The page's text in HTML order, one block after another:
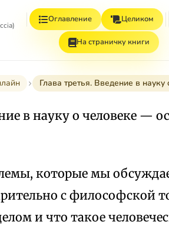
Оглавление Целиком
На страничку книги
Глава третья. Введение в
в науку о человеке —
которые мы
с философской
и что такое